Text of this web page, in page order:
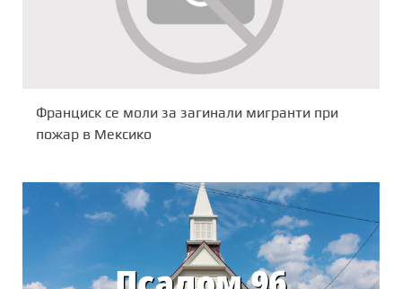
Франциск се моли за загинали мигранти при
пожар в Мексико